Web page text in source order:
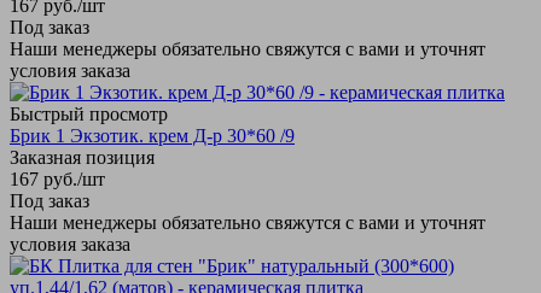
167 руб./шт
Под заказ
Наши менеджеры обязательно свяжутся с вами и уточнят
условия заказа
Быстрый просмотр
Брик 1 Экзотик. крем Д-р 30*60 /9
Заказная позиция
167 руб./шт
Под заказ
Наши менеджеры обязательно свяжутся с вами и уточнят
условия заказа